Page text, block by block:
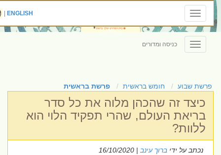
Toggle
navigation
ENGLISH
|
Toggle
navigation
כניסה ומדורים
פרשת שבוע חומש בראשית פרשת בראשית
כיצד זה שהכהן מלוה את כל סדר
בריאת העולם, שהרי תפקיד הלוי הוא
ללוות?
נכתב על ידיברוך עינב| 16/10/2020